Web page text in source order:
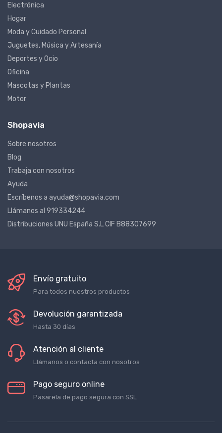
Electrónica
Hogar
Moda y Cuidado Personal
Juguetes, Música y Artesanía
Deportes y Ocio
Oficina
Mascotas y Plantas
Motor
Shopavia
Sobre nosotros
Blog
Trabaja con nosotros
Ayuda
Escríbenos a ayuda@shopavia.com
Llámanos al 919334244
Distribuciones UNU España S.L CIF B88307699
Envío gratuito
Para todos nuestros productos
Devolución garantizada
Hasta 30 días
Atención al cliente
Llámanos o contacta con nosotros
Pago seguro online
Pasarela de pago segura con SSL